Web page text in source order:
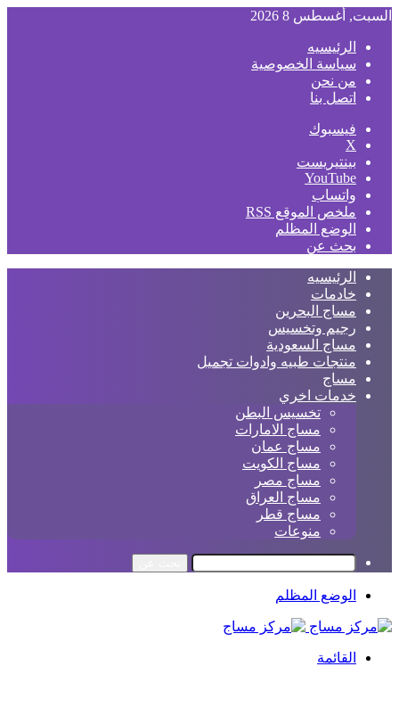
السبت, أغسطس 8 2026
الرئيسيه
سياسة الخصوصية
من نحن
اتصل بنا
فيسبوك
‫X
بينتيريست
‫YouTube
واتساب
ملخص الموقع RSS
الوضع المظلم
بحث عن
الرئيسيه
خادمات
مساج البحرين
رجيم وتخسيس
مساج السعودية
منتجات طبيه وادوات تجميل
مساج
خدمات اخري
تخسيس البطن
مساج الامارات
مساج عمان
مساج الكويت
مساج مصر
مساج العراق
مساج قطر
منوعات
الوضع المظلم
القائمة